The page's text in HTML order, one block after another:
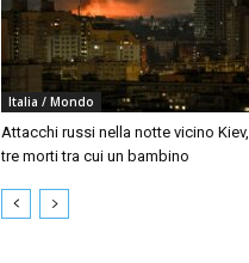
Italia / Mondo
Attacchi russi nella notte vicino Kiev,
tre morti tra cui un bambino